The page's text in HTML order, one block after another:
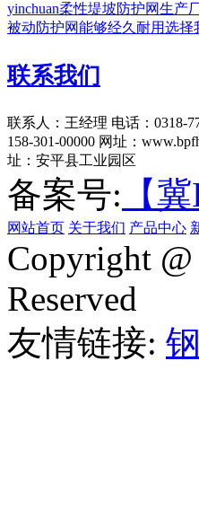
yinchuan柔性堤坡防护网生产
被动防护网能够经久耐用选择
联系我们
联系人：王经理 电话：0318-
158-301-00000 网址：
址：安平县工业园区
备案号: 【
网站首页 关于我们 产品中心
Copyright
Reserved
友情链接: